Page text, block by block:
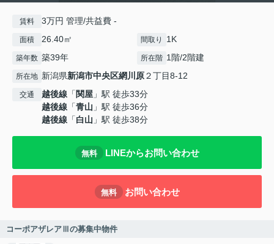
賃料 3万円 管理/共益費 -
面積 26.40㎡ 間取り 1K
築年数 築39年 所在階 1階/2階建
所在地 新潟県新潟市中央区網川原２丁目8-12
交通 越後線 「 関屋 」駅 徒歩33分
越後線 「青山 」駅 徒歩36分
越後線 「白山 」駅 徒歩38分
無料 LINEからお問い合わせ
無料 お問い合わせ
コーポアザレアⅢの募集中物件